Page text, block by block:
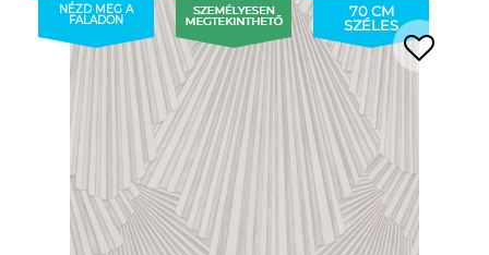
NÉZD MEG A
FALADON
70 CM
SZÉLES